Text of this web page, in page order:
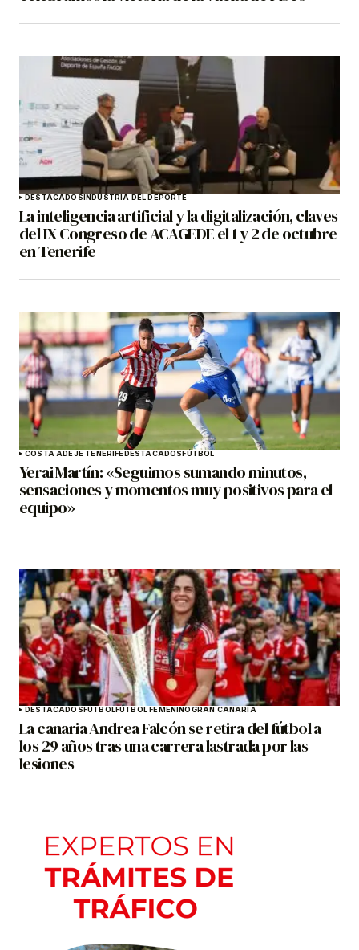
DESTACADOSINDUSTRIA DEL DEPORTE
La inteligencia artificial y la digitalización, claves
del IX Congreso de ACAGEDE el 1 y 2 de octubre
en Tenerife
COSTA ADEJE TENERIFEDESTACADOSFÚTBOL
Yerai Martín: «Seguimos sumando minutos,
sensaciones y momentos muy positivos para el
equipo»
DESTACADOSFÚTBOLFÚTBOL FEMENINOGRAN CANARIA
La canaria Andrea Falcón se retira del fútbol a
los 29 años tras una carrera lastrada por las
lesiones